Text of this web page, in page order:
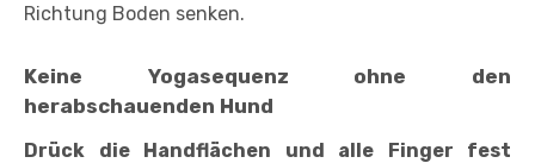
Richtung Boden senken.
Keine Yogasequenz ohne den
herabschauenden Hund
Drück die Handflächen und alle Finger fest